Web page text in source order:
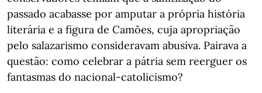
passado acabasse por amputar a própria história
literária e a figura de Camões, cuja apropriação
pelo salazarismo consideravam abusiva. Pairava a
questão: como celebrar a pátria sem reerguer os
fantasmas do nacional-catolicismo?